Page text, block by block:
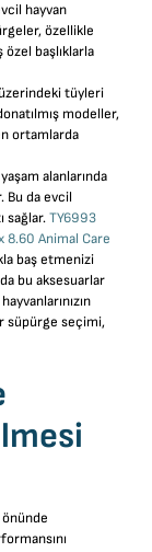
hayvan
özellikle
başlıklarla
tüyleri
modeller,
ortamlarda
alanlarında
Bu da evcil
sağlar.TY6993
8.60 Animal Care
baş etmenizi
bu aksesuarlar
süpürge seçimi,